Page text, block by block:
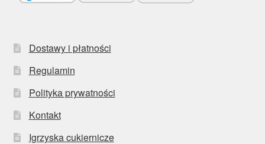
Dostawy i płatności
Regulamin
Polityka prywatności
Kontakt
Igrzyska cukiernicze